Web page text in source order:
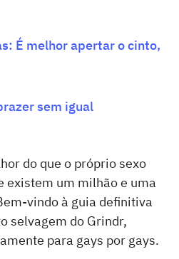
É melhor apertar o cinto,
sem igual
do que o próprio sexo
existem um milhão e uma
vindo à guia definitiva
selvagem do Grindr,
para gays por gays.